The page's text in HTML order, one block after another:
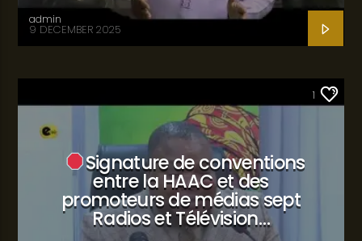
admin
9 DECEMBER 2025
1
Signature de conventions
entre la HAAC et des
promoteurs de médias sept
Radios et Télévision…